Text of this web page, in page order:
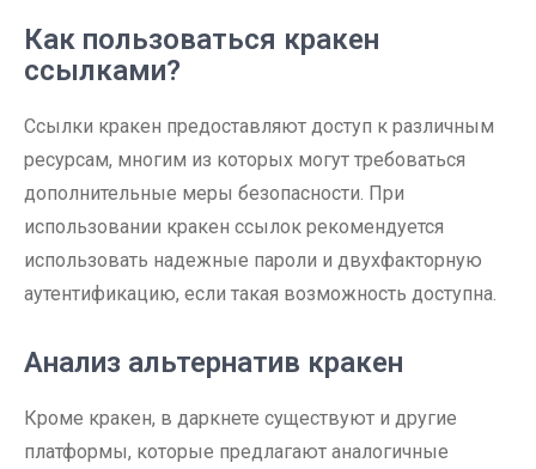
Как пользоваться кракен
ссылками?
Ссылки кракен предоставляют доступ к различным
ресурсам, многим из которых могут требоваться
дополнительные меры безопасности. При
использовании кракен ссылок рекомендуется
использовать надежные пароли и двухфакторную
аутентификацию, если такая возможность доступна.
Анализ альтернатив кракен
Кроме кракен, в даркнете существуют и другие
платформы, которые предлагают аналогичные